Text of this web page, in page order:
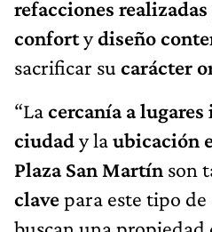
refacciones realizadas
confortydiseño
sacrificar su carácter
“Lacercanía a
ciudady laubicación
Plaza San Martín son
clavepara este tipo